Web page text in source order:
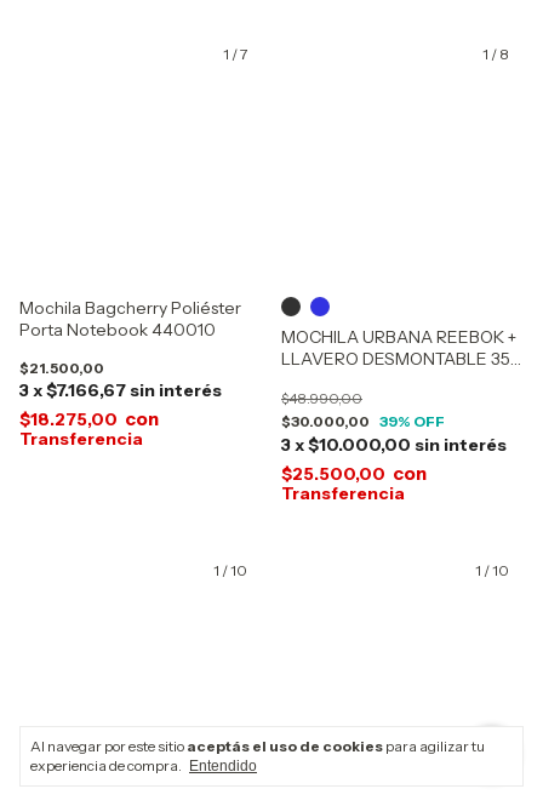
Al navegar por este sitio aceptás el uso de cookies para agilizar tu
experiencia de compra.
Entendido
1 /7
Mochila Bagcherry Poliéster
Porta Notebook 440010
$21.500,00
3x$7.166,67 sin interés
$18.275,00 con
1 / 8
MOCHILA URBANA REEBOK +
LLAVERO DESMONTABLE 35L
$30.000,00
$48.990,00
39% OFF
3x$10.000,00 sin interés
$25.500,00 con
1 /10 1 /10